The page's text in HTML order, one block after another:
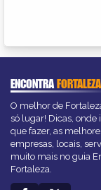
ENCONTRAFORTALEZA
O melhor de
só lugar! Dicas, onde
que fazer, as
empresas, locais,
muito mais no guia
Fortaleza.